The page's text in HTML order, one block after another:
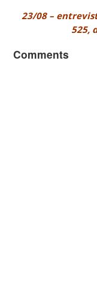
23/08 –
525,
Comments